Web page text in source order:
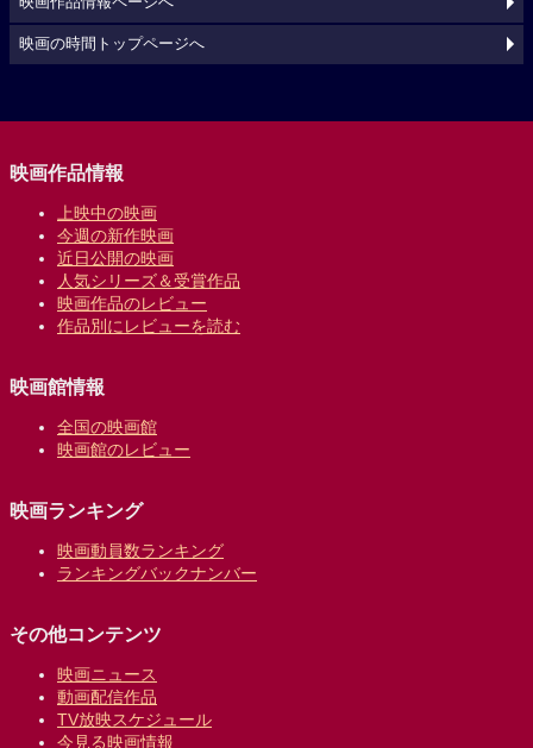
映画の時間トップページへ
映画作品情報
上映中の映画
今週の新作映画
近日公開の映画
人気シリーズ＆受賞作品
映画作品のレビュー
作品別にレビューを読む
映画館情報
全国の映画館
映画館のレビュー
映画ランキング
映画動員数ランキング
ランキングバックナンバー
その他コンテンツ
映画ニュース
動画配信作品
TV放映スケジュール
今見る映画情報